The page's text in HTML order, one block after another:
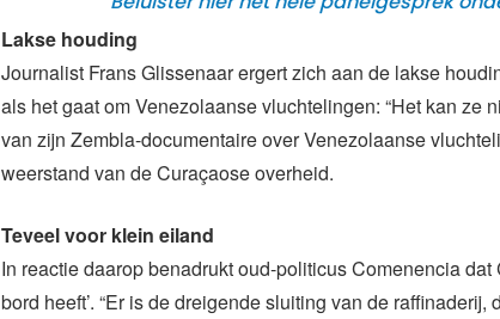
Lakse houding
Journalist Frans Glissenaar ergert zich aan de lakse
als het gaat om Venezolaanse vluchtelingen: “Het kan ze
van zijn Zembla-documentaire over Venezolaanse
weerstand van de Curaçaose overheid.
Teveel voor klein eiland
In reactie daarop benadrukt oud-politicus Comenencia dat
bord heeft’. “Er is de dreigende sluiting van de